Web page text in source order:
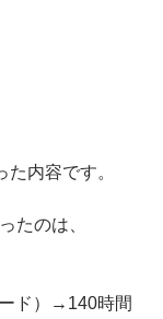
た内容です。
たのは、
ド）→140時間